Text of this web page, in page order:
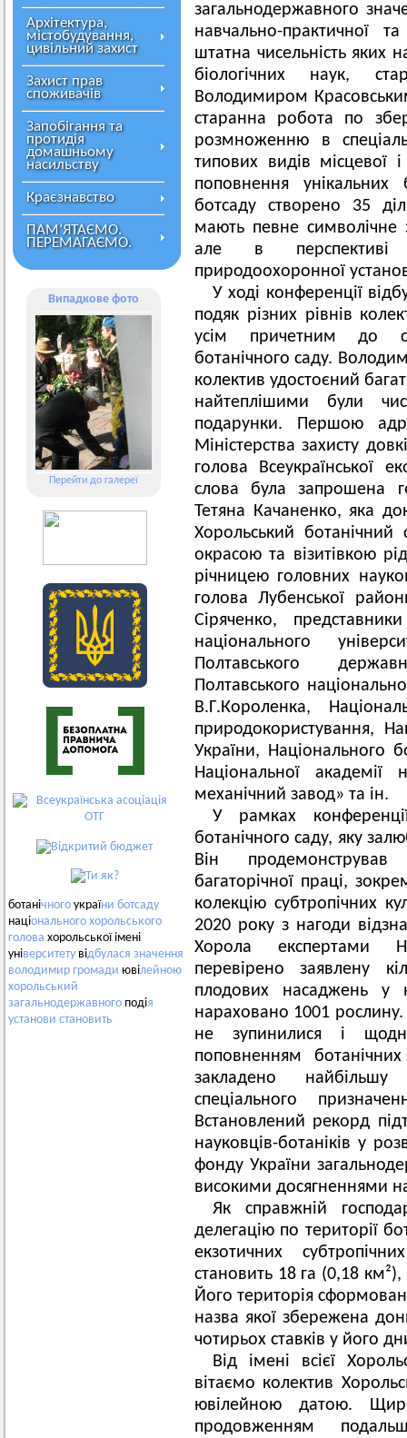
Архітектура,
містобудування,
цивільний захист
Захист прав
споживачів
Запобігання та
протидія
домашньому
насильству
Краєзнавство
ПАМ’ЯТАЄМО.
ПЕРЕМАГАЄМО.
Випадкове фото
Перейти до галереї
ботанічного україни ботсаду
національного хорольського
голова хорольської імені
університету відбулася значення
володимир громади ювілейною
хорольський
загальнодержавного подія
установи становить
загальнодержавного
навчально-практичної
штатна чисельність яких
біологічних наук,
Володимиром
старанна робота по
розмноженню в
типових видів місцевої
поповнення унікальних
ботсаду створено 35
мають певне символічне
але в перспективі
природоохоронної
У ході конференції
подяк різних рівнів
усім причетним до
ботанічного саду.
колектив удостоєний
найтеплішими були
подарунки. Першою
Міністерства захисту
голова Всеукраїнської
слова була запрошена
Тетяна Качаненко, яка
Хорольський ботанічний
окрасою та візитівкою
річницею головних
голова Лубенської
Сіряченко,
національного
Полтавського
Полтавського
В.Г.Короленка,
природокористування,
України, Національного
Національної
механічний завод» та ін.
У рамках
ботанічного саду, яку
Він
багаторічної праці,
колекцію субтропічних
2020 року з нагоди
Хорола експертами
перевірено заявлену
плодових насаджень у
нараховано 1001
не зупинилися і
поповненням
закладено
спеціального
Встановлений рекорд
науковців-ботаніків у
фонду України
високими досягненнями
Як справжній
делегацію по території
екзотичних
становить 18 га (0,18
Його територія
назва якої збережена
чотирьох ставків у його
Від імені всієї
вітаємо колектив
ювілейною датою.
продовженням